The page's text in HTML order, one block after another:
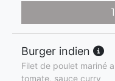
Burger indien
Filet de poulet mariné
tomate, sauce curry